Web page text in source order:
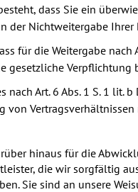
dass Sie ein
der Nichtweitergabe Ihrer
für die Weitergabe nach
gesetzliche Verpflichtung
nach Art. 6 Abs. 1 S. 1 lit. b
von
hinaus für die
die wir sorgfältig
Sie sind an unsere